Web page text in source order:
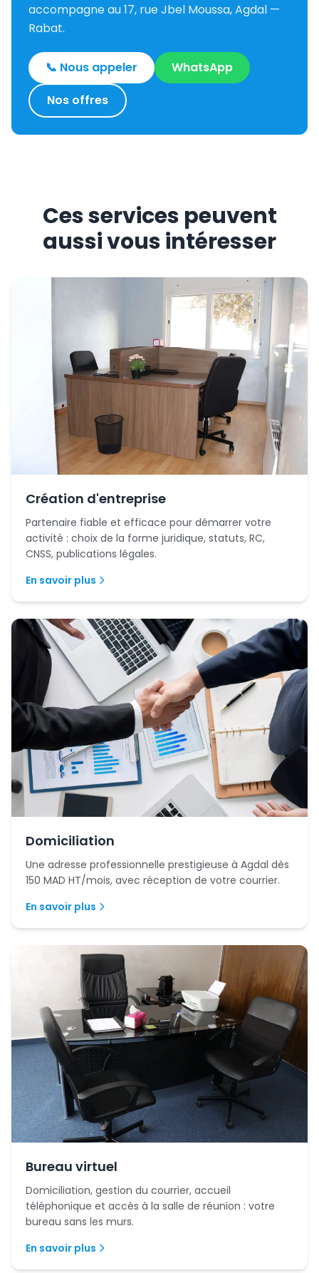
accompagne au 17, rue Jbel Moussa, Agdal —
Rabat.
📞 Nous appeler
WhatsApp
Nos offres
Ces services peuvent
aussi vous intéresser
Création d'entreprise
Partenaire fiable et efficace pour démarrer votre
activité : choix de la forme juridique, statuts, RC,
CNSS, publications légales.
En savoir plus
Domiciliation
Une adresse professionnelle prestigieuse à Agdal dès
150 MAD HT/mois, avec réception de votre courrier.
En savoir plus
Bureau virtuel
Domiciliation, gestion du courrier, accueil
téléphonique et accès à la salle de réunion : votre
bureau sans les murs.
En savoir plus